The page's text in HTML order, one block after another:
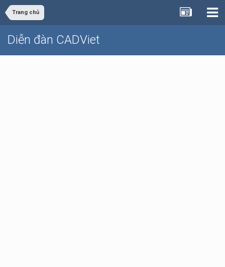
Trang chủ
Diễn đàn CADViet